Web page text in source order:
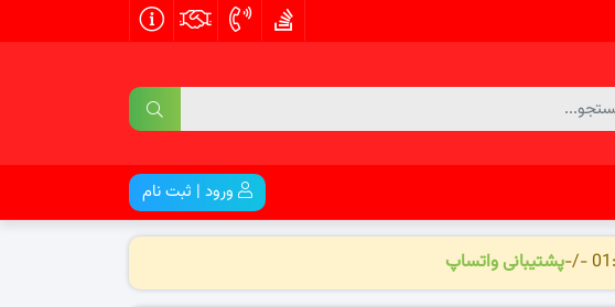
ورود | ثبت نام
پشتیبانی واتساپ